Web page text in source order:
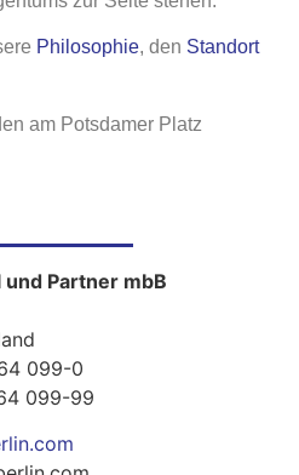
Philosophie, den Standort
Partner mbB
099-0
099-99